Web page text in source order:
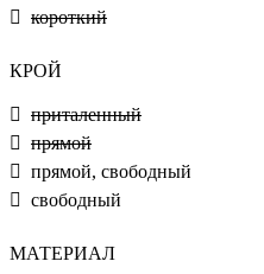
короткий
КРОЙ
приталенный
прямой
прямой, свободный
свободный
МАТЕРИАЛ